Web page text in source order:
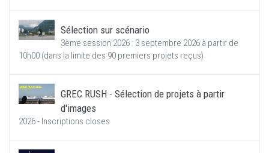
Sélection sur scénario
3ème session 2026 : 3 septembre 2026 à partir de
10h00 (dans la limite des 90 premiers projets reçus)
GREC RUSH - Sélection de projets à partir
d'images
2026 - Inscriptions closes